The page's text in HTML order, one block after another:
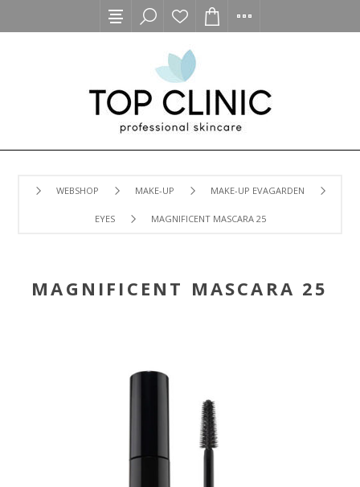
WEBSHOP MAKE-UP MAKE-UP EVAGARDEN
EYES MAGNIFICENT MASCARA 25
MAGNIFICENT MASCARA 25